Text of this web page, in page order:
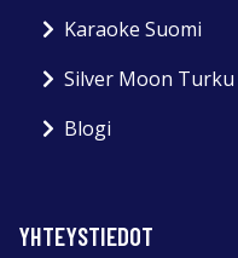
Karaoke Suomi
Silver Moon Turku
Blogi
YHTEYSTIEDOT